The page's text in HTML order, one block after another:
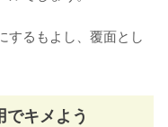
するもよし、覆面とし
キメよう